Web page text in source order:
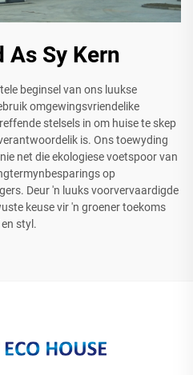
As Sy Kern
beginsel van ons luukse
omgewingsvriendelike
stelsels in om huise te skep
is. Ons toewyding
net die ekologiese voetspoor van
op
Deur 'n luuks voorvervaardigde
keuse vir 'n groener toekoms
styl.